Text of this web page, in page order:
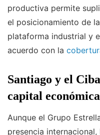
productiva permite
el posicionamiento de
plataforma industrial y
acuerdo con la
Santiago y el
capital
Aunque el Grupo
presencia